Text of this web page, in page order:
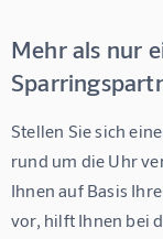
Mehr als nur
Stellen Sie sich
rund um die Uhr
Ihnen auf Basis
vor, hilft Ihnen bei